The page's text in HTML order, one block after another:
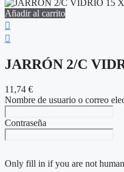
Añadir al carrito
JARRÓN 2/C
11,74 €
Nombre de usuario o correo
Contraseña
Only fill in if you are not human